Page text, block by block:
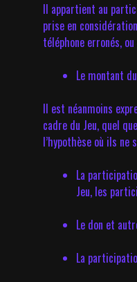
Il appartient au
prise en
téléphone erronés,
Le montant
Il est néanmoins
cadre du Jeu, quel
l’hypothèse où ils
La
Jeu, les
Le don et
La